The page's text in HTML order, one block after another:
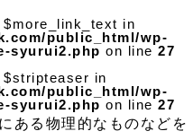
in
public_html/wp-
syurui2.php on line27
in
public_html/wp-
syurui2.php on line27
ある物理的なものなどを